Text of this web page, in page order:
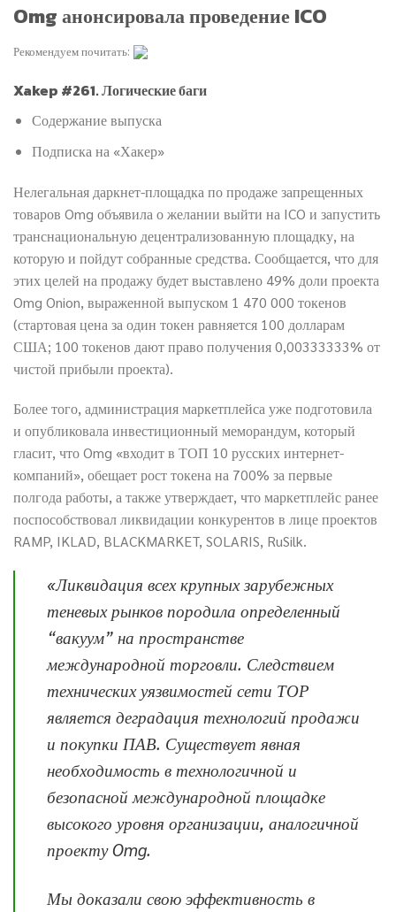
Omg анонсировала проведение ICO
Рекомендуем почитать:
Xakep #261. Логические баги
Содержание выпуска
Подписка на «Хакер»
Нелегальная даркнет-площадка по продаже запрещенных
товаров Omg объявила о желании выйти на ICO и запустить
транснациональную децентрализованную площадку, на
которую и пойдут собранные средства. Сообщается, что для
этих целей на продажу будет выставлено 49% доли проекта
Omg Onion, выраженной выпуском 1 470 000 токенов
(стартовая цена за один токен равняется 100 долларам
США; 100 токенов дают право получения 0,00333333% от
чистой прибыли проекта).
Более того, администрация маркетплейса уже подготовила
и опубликовала инвестиционный меморандум, который
гласит, что Omg «входит в ТОП 10 русских интернет-
компаний», обещает рост токена на 700% за первые
полгода работы, а также утверждает, что маркетплейс ранее
поспособствовал ликвидации конкурентов в лице проектов
RAMP, IKLAD, BLACKMARKET, SOLARIS, RuSilk.
«Ликвидация всех крупных зарубежных
теневых рынков породила определенный
“вакуум” на пространстве
международной торговли. Следствием
технических уязвимостей сети ТОР
является деградация технологий продажи
и покупки ПАВ. Существует явная
необходимость в технологичной и
безопасной международной площадке
высокого уровня организации, аналогичной
проекту Omg.
Мы доказали свою эффективность в